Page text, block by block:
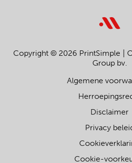
Copyright © 2026 PrintSimple
Group bv.
Algemene
Disclaimer
Privacy
Cookie-